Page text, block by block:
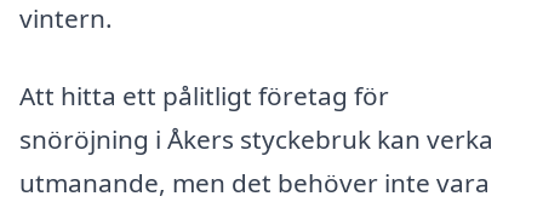
vintern.
Att hitta ett pålitligt företag för
snöröjning i Åkers styckebruk kan verka
utmanande, men det behöver inte vara